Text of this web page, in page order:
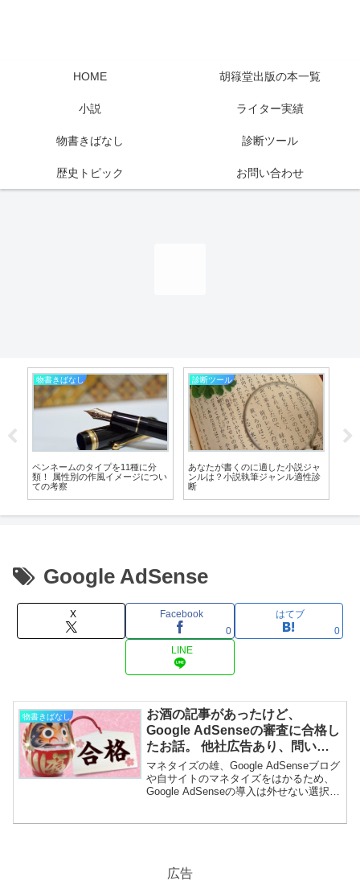
HOME 胡簶堂出版の本一覧
小説 ライター実績
物書きばなし 診断ツール
歴史トピック お問い合わせ
物書きばなし
ペンネームのタイプを11種に分
類！ 属性別の作風イメージについ
ての考察
診断ツール
あなたが書くのに適した小説ジャ
ンルは？小説執筆ジャンル適性診
断
Google AdSense
X
Facebook
0
はてブ
0
LINE
物書きばなし
お酒の記事があったけど、
Google AdSenseの審査に合格し
たお話。 他社広告あり、問い合
わせ先なしでも満たせた認定条件
の検証
マネタイズの雄、Google AdSenseブログ
や自サイトのマネタイズをはかるため、
Google AdSenseの導入は外せない選択肢
ます。当、すずしろブログは様々な先人
たちの成果などを参考に、開設６か月に
広告